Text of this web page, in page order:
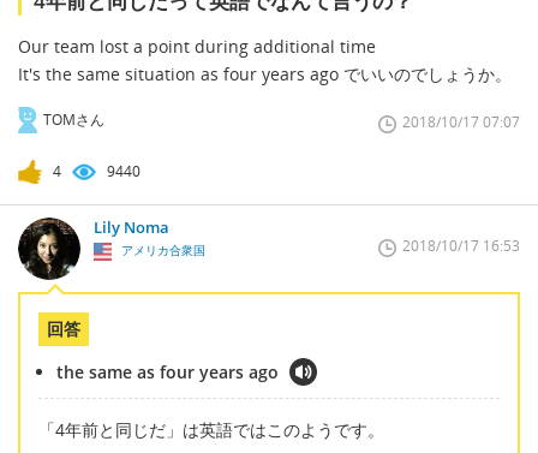
Our team lost a point during additional time
It's the same situation as four years ago でいいのでしょうか。
TOMさん 2018/10/17 07:07
4 9440
Lily Noma
アメリカ合衆国 2018/10/17 16:53
回答
the same as four years ago
「4年前と同じだ」は英語ではこのようです。